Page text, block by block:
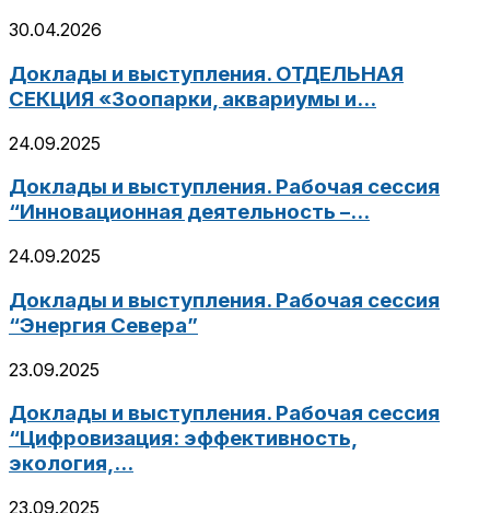
30.04.2026
Доклады и выступления. ОТДЕЛЬНАЯ
СЕКЦИЯ «Зоопарки, аквариумы и...
24.09.2025
Доклады и выступления. Рабочая сессия
“Инновационная деятельность –...
24.09.2025
Доклады и выступления. Рабочая сессия
“Энергия Севера”
23.09.2025
Доклады и выступления. Рабочая сессия
“Цифровизация: эффективность,
экология,...
23.09.2025